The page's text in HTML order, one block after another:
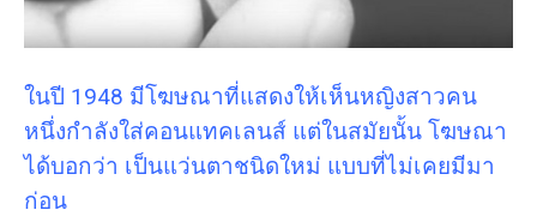
ในปี 1948 มีโฆษณาที่แสดงให้เห็นหญิงสาวคน
หนึ่งกำลังใส่คอนแทคเลนส์ แต่ในสมัยนั้น โฆษณา
ได้บอกว่า เป็นแว่นตาชนิดใหม่ แบบที่ไม่เคยมีมา
ก่อน